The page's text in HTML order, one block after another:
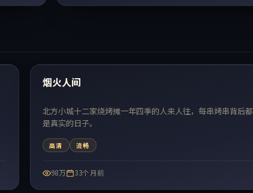
热门
烟火人间
北方小城十二家烧烤摊一年四季的人来人往，每串烤串背后都
是真实的日子。
高清 流畅
98万 33个月前